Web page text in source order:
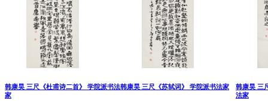
韩康昊 三尺《杜甫诗二首》 学院派书法
家
韩康昊 三尺《苏轼词》 学院派书法家
韩康昊 三
法家